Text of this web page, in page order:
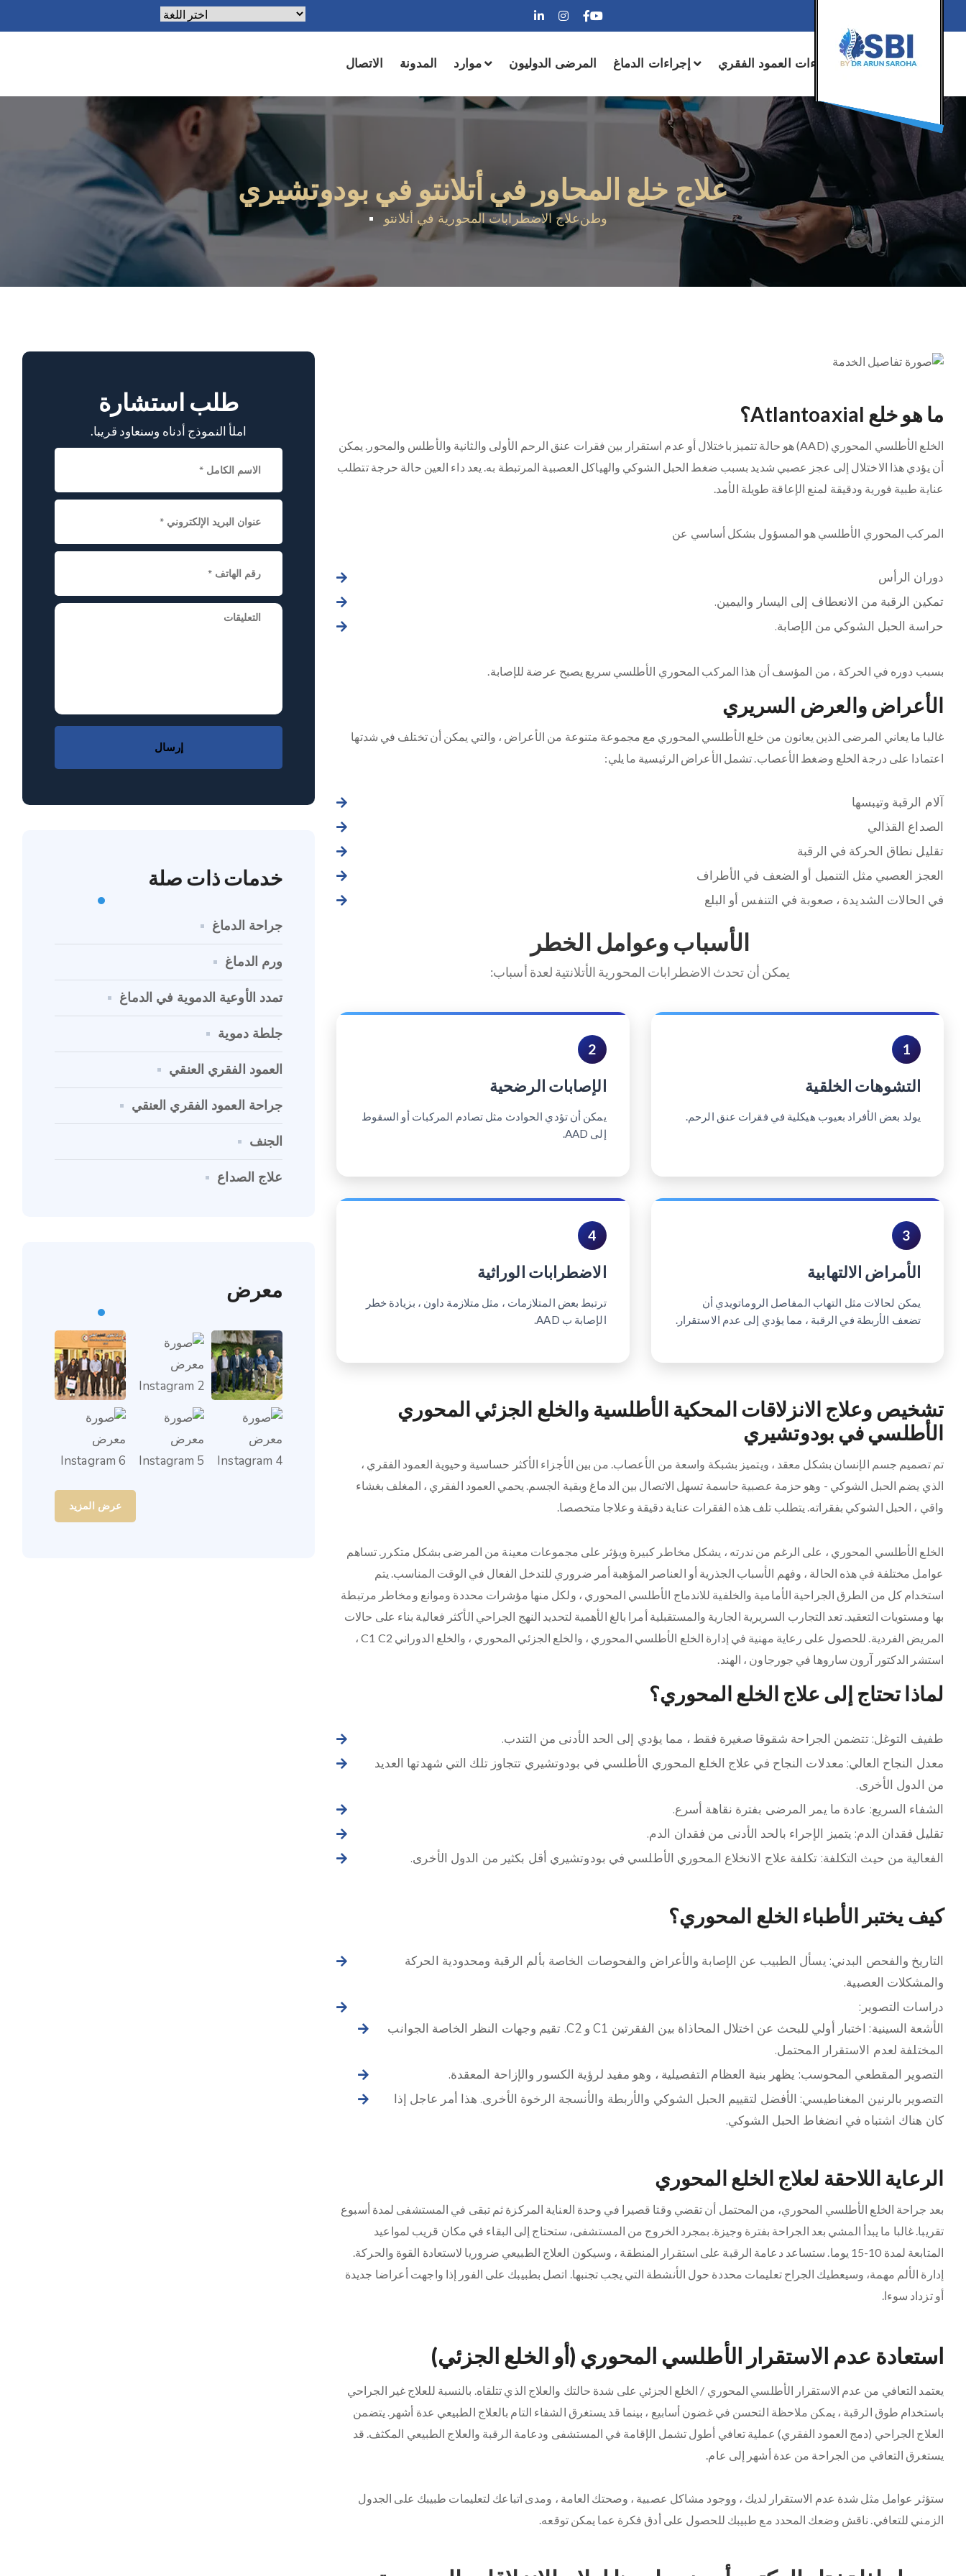
يعمل بواسطة ترجمة
تعرف على الطبيب إجراءات العمود الفقري إجراءات الدماغ المرضى الدوليون موارد المدونة الاتصال
علاج خلع المحاور في أتلانتو في بودوتشيري
وطنعلاج الاضطرابات المحورية في أتلانتو
ما هو خلع Atlantoaxial؟
الخلع الأطلسي المحوري (AAD) هو حالة تتميز باختلال أو عدم استقرار بين فقرات عنق الرحم الأولى والثانية والأطلس والمحور. يمكن
أن يؤدي هذا الاختلال إلى عجز عصبي شديد بسبب ضغط الحبل الشوكي والهياكل العصبية المرتبطة به. يعد داء العين حالة حرجة تتطلب
عناية طبية فورية ودقيقة لمنع الإعاقة طويلة الأمد.
المركب المحوري الأطلسي هو المسؤول بشكل أساسي عن
دوران الرأس
تمكين الرقبة من الانعطاف إلى اليسار واليمين.
حراسة الحبل الشوكي من الإصابة.
بسبب دوره في الحركة ، من المؤسف أن هذا المركب المحوري الأطلسي سريع يصبح عرضة للإصابة.
الأعراض والعرض السريري
غالبا ما يعاني المرضى الذين يعانون من خلع الأطلسي المحوري مع مجموعة متنوعة من الأعراض ، والتي يمكن أن تختلف في شدتها
اعتمادا على درجة الخلع وضغط الأعصاب. تشمل الأعراض الرئيسية ما يلي:
آلام الرقبة وتيبسها
الصداع القذالي
تقليل نطاق الحركة في الرقبة
العجز العصبي مثل التنميل أو الضعف في الأطراف
في الحالات الشديدة ، صعوبة في التنفس أو البلع
الأسباب وعوامل الخطر
يمكن أن تحدث الاضطرابات المحورية الأتلانتية لعدة أسباب:
1
التشوهات الخلقية
يولد بعض الأفراد بعيوب هيكلية في فقرات عنق الرحم.
2
الإصابات الرضحية
يمكن أن تؤدي الحوادث مثل تصادم المركبات أو السقوط
إلى AAD.
3
الأمراض الالتهابية
يمكن لحالات مثل التهاب المفاصل الروماتويدي أن
تضعف الأربطة في الرقبة ، مما يؤدي إلى عدم الاستقرار.
4
الاضطرابات الوراثية
ترتبط بعض المتلازمات ، مثل متلازمة داون ، بزيادة خطر
الإصابة ب AAD.
تشخيص وعلاج الانزلاقات المحكية الأطلسية والخلع الجزئي المحوري
الأطلسي في بودوتشيري
تم تصميم جسم الإنسان بشكل معقد ، ويتميز بشبكة واسعة من الأعصاب. من بين الأجزاء الأكثر حساسية وحيوية العمود الفقري ،
الذي يضم الحبل الشوكي - وهو حزمة عصبية حاسمة تسهل الاتصال بين الدماغ وبقية الجسم. يحمي العمود الفقري ، المغلف بغشاء
واقي ، الحبل الشوكي بفقراته. يتطلب تلف هذه الفقرات عناية دقيقة وعلاجا متخصصا.
الخلع الأطلسي المحوري ، على الرغم من ندرته ، يشكل مخاطر كبيرة ويؤثر على مجموعات معينة من المرضى بشكل متكرر. تساهم
عوامل مختلفة في هذه الحالة ، وفهم الأسباب الجذرية أو العناصر المؤهبة أمر ضروري للتدخل الفعال في الوقت المناسب. يتم
استخدام كل من الطرق الجراحية الأمامية والخلفية للاندماج الأطلسي المحوري ، ولكل منها مؤشرات محددة وموانع ومخاطر مرتبطة
بها ومستويات التعقيد. تعد التجارب السريرية الجارية والمستقبلية أمرا بالغ الأهمية لتحديد النهج الجراحي الأكثر فعالية بناء على حالات
المريض الفردية. للحصول على رعاية مهنية في إدارة الخلع الأطلسي المحوري ، والخلع الجزئي المحوري ، والخلع الدوراني C1 C2 ،
استشر الدكتور آرون ساروها في جورجاون ، الهند.
لماذا تحتاج إلى علاج الخلع المحوري؟
طفيف التوغل: تتضمن الجراحة شقوقا صغيرة فقط ، مما يؤدي إلى الحد الأدنى من التندب.
معدل النجاح العالي: معدلات النجاح في علاج الخلع المحوري الأطلسي في بودوتشيري تتجاوز تلك التي شهدتها العديد
من الدول الأخرى.
الشفاء السريع: عادة ما يمر المرضى بفترة نقاهة أسرع.
تقليل فقدان الدم: يتميز الإجراء بالحد الأدنى من فقدان الدم.
الفعالية من حيث التكلفة: تكلفة علاج الانخلاع المحوري الأطلسي في بودوتشيري أقل بكثير من الدول الأخرى.
كيف يختبر الأطباء الخلع المحوري؟
التاريخ والفحص البدني: يسأل الطبيب عن الإصابة والأعراض والفحوصات الخاصة بألم الرقبة ومحدودية الحركة
والمشكلات العصبية.
دراسات التصوير:
الأشعة السينية: اختبار أولي للبحث عن اختلال المحاذاة بين الفقرتين C1 و C2. تقيم وجهات النظر الخاصة الجوانب
المختلفة لعدم الاستقرار المحتمل.
التصوير المقطعي المحوسب: يظهر بنية العظام التفصيلية ، وهو مفيد لرؤية الكسور والإزاحة المعقدة.
التصوير بالرنين المغناطيسي: الأفضل لتقييم الحبل الشوكي والأربطة والأنسجة الرخوة الأخرى. هذا أمر عاجل إذا
كان هناك اشتباه في انضغاط الحبل الشوكي.
الرعاية اللاحقة لعلاج الخلع المحوري
بعد جراحة الخلع الأطلسي المحوري، من المحتمل أن تقضي وقتا قصيرا في وحدة العناية المركزة ثم تبقى في المستشفى لمدة أسبوع
تقريبا. غالبا ما يبدأ المشي بعد الجراحة بفترة وجيزة. بمجرد الخروج من المستشفى، ستحتاج إلى البقاء في مكان قريب لمواعيد
المتابعة لمدة 10-15 يوما. ستساعد دعامة الرقبة على استقرار المنطقة ، وسيكون العلاج الطبيعي ضروريا لاستعادة القوة والحركة.
إدارة الألم مهمة، وسيعطيك الجراح تعليمات محددة حول الأنشطة التي يجب تجنبها. اتصل بطبيبك على الفور إذا واجهت أعراضا جديدة
أو تزداد سوءا.
استعادة عدم الاستقرار الأطلسي المحوري (أو الخلع الجزئي)
يعتمد التعافي من عدم الاستقرار الأطلسي المحوري / الخلع الجزئي على شدة حالتك والعلاج الذي تتلقاه. بالنسبة للعلاج غير الجراحي
باستخدام طوق الرقبة ، يمكن ملاحظة التحسن في غضون أسابيع ، بينما قد يستغرق الشفاء التام بالعلاج الطبيعي عدة أشهر. يتضمن
العلاج الجراحي (دمج العمود الفقري) عملية تعافي أطول تشمل الإقامة في المستشفى ودعامة الرقبة والعلاج الطبيعي المكثف. قد
يستغرق التعافي من الجراحة من عدة أشهر إلى عام.
ستؤثر عوامل مثل شدة عدم الاستقرار لديك ، ووجود مشاكل عصبية ، وصحتك العامة ، ومدى اتباعك لتعليمات طبيبك على الجدول
الزمني للتعافي. ناقش وضعك المحدد مع طبيبك للحصول على أدق فكرة عما يمكن توقعه.
طلب استشارة
املأ النموذج أدناه وسنعاود قريبا.
إرسال
خدمات ذات صلة
جراحة الدماغ
ورم الدماغ
تمدد الأوعية الدموية في الدماغ
جلطة دموية
العمود الفقري العنقي
جراحة العمود الفقري العنقي
الجنف
علاج الصداع
معرض
عرض المزيد